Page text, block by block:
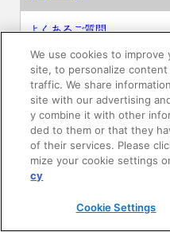
よくあるご質問
カタログ閲覧・資料請求
各種データダウンロード
WEB見積・各種シミュレー
交換用部品の購入
We use cookies to
site, to personalize
traffic. We share
site with our advertising
y combine it with other
ded to them or that they
of their services. Please
mize your cookie settings
cy
Cookie Settings